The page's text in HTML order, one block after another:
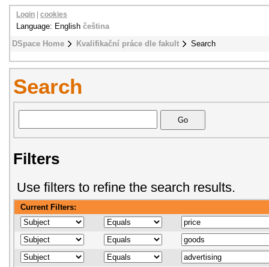
DSpace Home Kvalifikační práce dle fakult Search
Login cookies
Language: English čeština
Search
Filters
Use filters to refine the search results.
Current Filters: